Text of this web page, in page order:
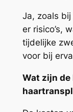
Ja, zoals
er risico’s,
tijdelijke
voor bij
Wat zijn de